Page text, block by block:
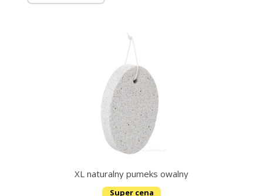
XL naturalny pumeks owalny
Super cena